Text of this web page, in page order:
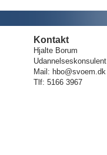
Kontakt
Hjalte Borum
Udannelseskonsulent
Mail: hbo@svoem.dk
Tlf: 5166 3967